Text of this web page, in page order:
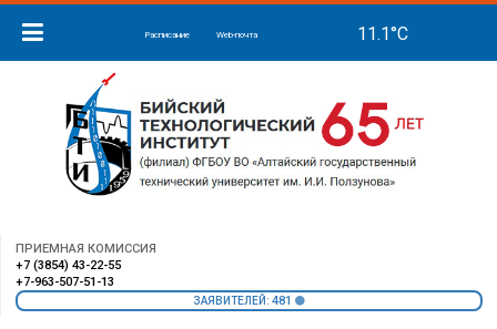
Расписание Web-почта
ПРИЕМНАЯ КОМИССИЯ
+7 (3854) 43-22-55
+7-963-507-51-13
ЗАЯВИТЕЛЕЙ: 481